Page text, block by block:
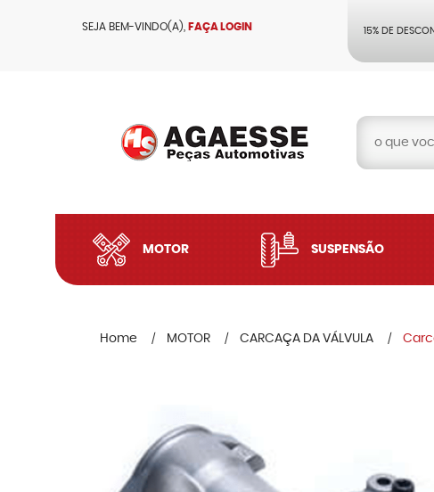
SEJA BEM-VINDO(A), FAÇA LOGIN 15% DE
MOTOR SUSPENSÃO
Home MOTOR CARCAÇA DA VÁLVULA